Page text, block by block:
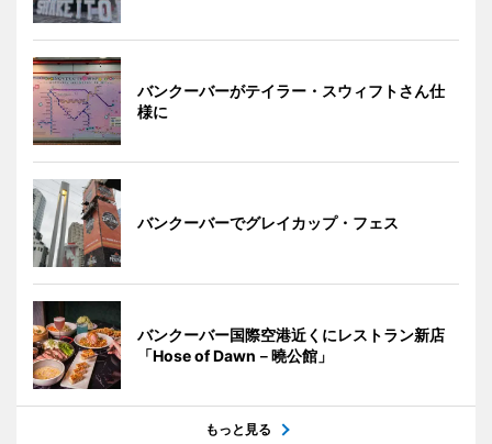
バンクーバーがテイラー・スウィフトさん仕
様に
バンクーバーでグレイカップ・フェス
バンクーバー国際空港近くにレストラン新店
「Hose of Dawn－曉公館」
もっと見る